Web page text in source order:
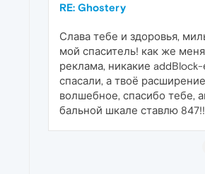
RE: Ghostery
Слава тебе и здоровья,
мой спаситель! как же
реклама, никакие
спасали, а твоё
волшебное, спасибо тебе,
бальной шкале ставлю